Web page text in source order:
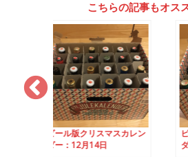
こちらの記事もオス
リスマスカレン
ビール版クリスマスカ
ダー：12月12日